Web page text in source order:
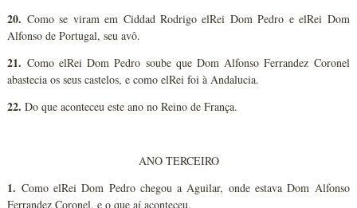
20. Como se viram em Ciddad Rodrigo elRei Dom Pedro e elRei Dom
Alfonso de Portugal, seu avô.
21. Como elRei Dom Pedro soube que Dom Alfonso Ferrandez Coronel
abastecia os seus castelos, e como elRei foi à Andalucia.
22. Do que aconteceu este ano no Reino de França.
ANO TERCEIRO
1. Como elRei Dom Pedro chegou a Aguilar, onde estava Dom Alfonso
Ferrandez Coronel, e o que aí aconteceu.